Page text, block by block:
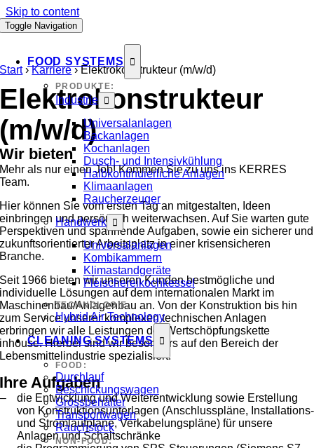
Skip to content
Toggle Navigation
FOOD SYSTEMS
PRODUKTE:
Industrie
Universalanlagen
Backanlagen
Kochanlagen
Dusch- und Intensivkühlung
Halbkontinuierliche Anlagen
Klimaanlagen
Raucherzeuger
Handwerk
Universalanlagen
Kombikammern
Klimastandgeräte
Fleischereikochkessel
TECHNOLOGIE:
Hybrid Air Technology
CLEANING SYSTEMS
FOOD:
Durchlauf
Beschickungswagen
Grossbehälter
Transportwagen
Rauchstock
NON-FOOD:
Start›Karriere›Elektrokonstrukteur (m/w/d)
Elektrokonstrukteur
(m/w/d)
Wir bieten
Mehr als nur einen Job! Kommen Sie zu uns ins KERRES
Team.
Hier können Sie vom ersten Tag an mitgestalten, Ideen
einbringen und persönlich weiterwachsen. Auf Sie warten gute
Perspektiven und spannende Aufgaben, sowie ein sicherer und
zukunftsorientierter Arbeitsplatz in einer krisensicheren
Branche.
Seit 1966 bieten wir unseren Kunden bestmögliche und
individuelle Lösungen auf dem internationalen Markt im
Maschinenbau/Anlagenbau an. Von der Konstruktion bis hin
zum Service unserer komplexen technischen Anlagen
erbringen wir alle Leistungen der Wertschöpfungskette
inhouse. Hierbei sind wir besonders auf den Bereich der
Lebensmittelindustrie spezialisiert.
Ihre Aufgaben
die Entwicklung und Weiterentwicklung sowie Erstellung
von Konstruktionsunterlagen (Anschlusspläne, Installations-
und Stromlaufpläne, Verkabelungspläne) für unsere
Anlagen und Schaltschränke